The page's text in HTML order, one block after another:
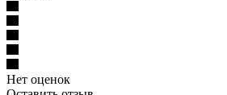
Нет оценок